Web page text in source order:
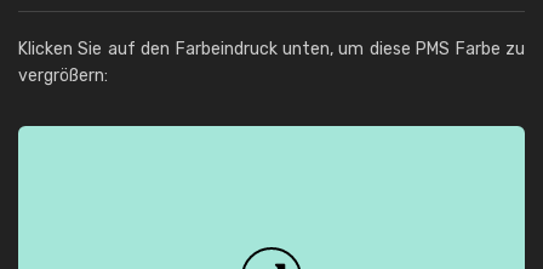
Klicken Sie auf den Farbeindruck unten, um diese PMS Farbe zu
vergrößern: